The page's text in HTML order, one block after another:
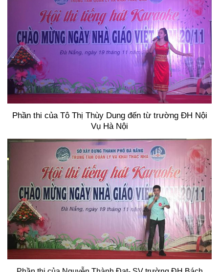
Phần thi của Tô Thị Thùy Dung đến từ trường ĐH Nội
Vụ Hà Nội